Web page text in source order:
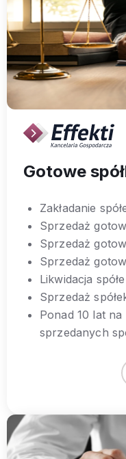
Gotowe
Zakładanie
Sprzedaż
Sprzedaż
Sprzedaż
Likwidacja
Sprzedaż
Ponad 10 lat
sprzedanych